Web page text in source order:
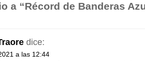
a “Récord de Banderas
dice:
a las 12:44